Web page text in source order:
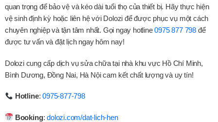
quan trọng để bảo vệ và kéo dài tuổi thọ của thiết bị. Hãy thực hiện
vệ sinh định kỳ hoặc liên hệ với Dolozi để được phục vụ một cách
chuyên nghiệp và tận tâm nhất. Gọi ngay hotline0975 877 798 để
được tư vấn và đặt lịch ngay hôm nay!
Dolozi cung cấp dịch vụ sửa chữa tại nhà khu vực Hồ Chí Minh,
Bình Dương, Đồng Nai, Hà Nội cam kết chất lượng và uy tín!
Hotline:0975-877-798
Booking:dolozi.com/dat-lich-hen